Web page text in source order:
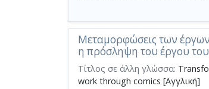
τη
χρήση
επιπλέον
κριτηρίων
αναζήτησης
Μεταμορφώσεις των
η πρόσληψη του έργου
Τίτλος σε άλλη γλώσσα:
work through comics [Αγγλική]